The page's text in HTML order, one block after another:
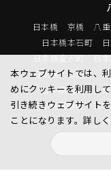
日本橋 京橋 八
日本橋本石町
日本橋富沢町
日
日本橋大伝馬町
日本橋蛎殻町
日本橋馬喰町
日
本ウェブサイトでは、
めにクッキーを利用し
引き続きウェブサイト
ことになります。詳し